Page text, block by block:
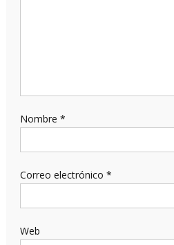
Nombre *
Correo electrónico *
Web